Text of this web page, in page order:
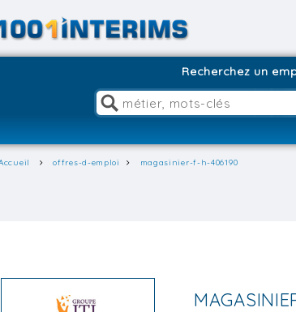
Recherchez un
offres-d-emploi magasinier-f-h-406190